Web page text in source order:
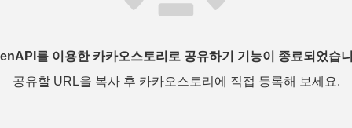
를 이용한 카카오스토리로 공유하기 기능이 종료되었습
공유할 URL을 복사 후 카카오스토리에 직접 등록해 보세요.